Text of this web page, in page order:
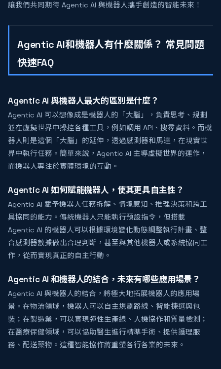
讓我們共同期待 Agentic AI 與機器人攜手創造的智能未來！
Agentic AI和機器人有什麼關係？ 常見問題
快速FAQ
Agentic AI 與機器人最大的區別是什麼？
Agentic AI 可以想像成是機器人的「大腦」，負責思考、規劃
並在虛擬世界中操控各種工具，例如調用 API、搜尋資料。而機
器人則是這個「大腦」的延伸，透過感測器和馬達，在現實世
界中執行任務。簡單來說，Agentic AI 主導虛擬世界的運作，
而機器人專注於實體環境的互動。
Agentic AI 如何賦能機器人，使其更具自主性？
Agentic AI 賦予機器人任務拆解、情境感知、推理決策和跨工
具協同的能力。傳統機器人只能執行預設指令，但搭載
Agentic AI 的機器人可以根據環境變化動態調整執行計畫、整
合感測器數據做出合理判斷，甚至與其他機器人或系統協同工
作，從而實現真正的自主行動。
Agentic AI 和機器人的結合，未來有哪些應用場景？
Agentic AI 與機器人的結合，將極大地拓展機器人的應用場
景。在物流領域，機器人可以自主規劃路線、智能揀選與包
裝；在製造業，可以實現彈性生產線、人機協作和質量檢測；
在醫療保健領域，可以協助醫生進行精準手術、提供護理服
務、配送藥物。這種智能協作將重塑各行各業的未來。